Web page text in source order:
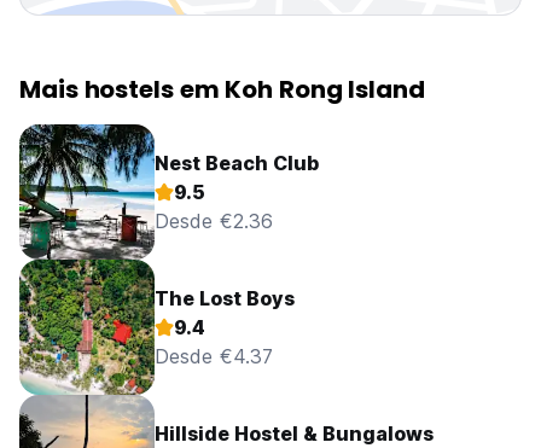
Mais hostels em Koh Rong Island
Nest Beach Club
9.5
Desde €2.36
The Lost Boys
9.4
Desde €4.37
Hillside Hostel & Bungalows